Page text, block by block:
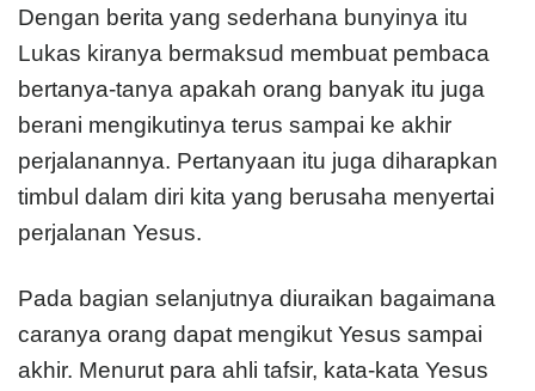
Dengan berita yang sederhana bunyinya itu
Lukas kiranya bermaksud membuat pembaca
bertanya-tanya apakah orang banyak itu juga
berani mengikutinya terus sampai ke akhir
perjalanannya. Pertanyaan itu juga diharapkan
timbul dalam diri kita yang berusaha menyertai
perjalanan Yesus.
Pada bagian selanjutnya diuraikan bagaimana
caranya orang dapat mengikut Yesus sampai
akhir. Menurut para ahli tafsir, kata-kata Yesus